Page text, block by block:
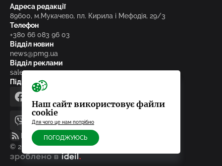
Адреса редакції
89600, м.Мукачево, пл. Кирила і Мефодія, 29/3
Телефон
+380 66 083 96 03
Відділ новин
news@pmg.ua
Відділ реклами
sales@pmg.ua
Підписуйтесь на нас у соціальних мережах
facebooktelegram
viber
youtube
RSS-стрічка
© 2010-2026, ТОВ «Редакція газети «Панорама»
зроблено в ideil.
Наш сайт використовує файли
cookie
Для чого це нам потрібно
ПОГОДЖУЮСЬ